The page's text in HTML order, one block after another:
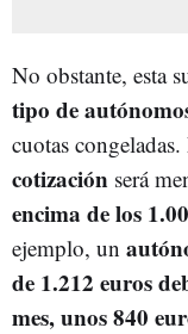
No obstante, esta
tipo de
cuotas
cotización será
encima de los
ejemplo, un
de 1.212 euros
mes, unos 840